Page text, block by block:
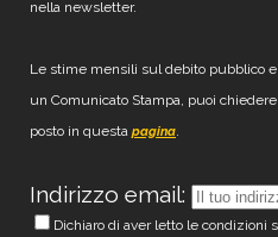
nella newsletter.
Le stime mensili sul debito pubblico
un Comunicato Stampa, puoi
posto in questa pagina.
Indirizzo email:
Dichiaro di aver letto le condizioni